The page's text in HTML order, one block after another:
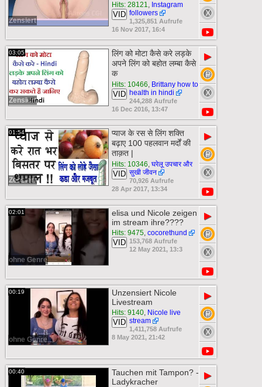
Zensiert
Hits: 28121, Instagram
followers
VID
1,325,851 Aufrufe
16 Nov 2017, 16:4
03:05
Zensiert
लिंग को मोटा कैसे करे लड़के
अपने लिंग को बहोत लम्बा कैसे
क
Hits: 10466, Brittany how to
health in hindi
VID
244,288 Aufrufe
16 Dec 2016, 13:47
▶
01:54
Zensiert
प्याज के रस से लिंग शक्ति
बढ़ाए 100 पहलवान मर्दों की
ताक़त |
Hits: 10346, घरेलू उपचार और
सुखी जीवन
VID
70,926 Aufrufe
28 Apr 2017, 13:34
▶
02:01
ohne Genre
elisa und Nicole zeigen
im stream ihre????
Hits: 9475, cocorethund
VID 153,768 Aufrufe
12 May 2021, 13:3
▶
00:19
ohne Genre
Unzensiert Nicole
Livestream
Hits: 9140, Nicole live
stream
VID
1,411,758 Aufrufe
8 May 2021, 21:42
▶
00:40
Tauchen mit Tampon? -
Ladykracher
▶